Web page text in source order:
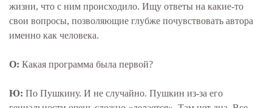
жизни, что с ним происходило. Ищу ответы на какие-то
свои вопросы, позволяющие глубже почувствовать автора
именно как человека.
О: Какая программа была первой?
Ю: По Пушкину. И не случайно. Пушкин из-за его